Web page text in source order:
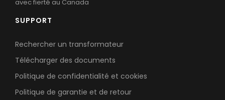
avec fierté au Canada
SUPPORT
Rechercher un transformateur
Télécharger des documents
Politique de confidentialité et cookies
Politique de garantie et de retour